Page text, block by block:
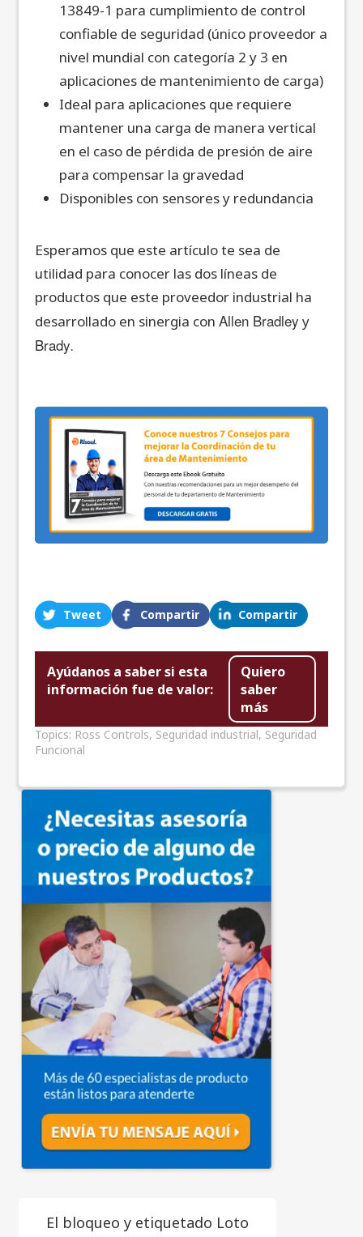
13849-1 para cumplimiento de control
confiable de seguridad (único proveedor a
nivel mundial con categoría 2 y 3 en
aplicaciones de mantenimiento de carga)
Ideal para aplicaciones que requiere
mantener una carga de manera vertical
en el caso de pérdida de presión de aire
para compensar la gravedad
Disponibles con sensores y redundancia
Esperamos que este artículo te sea de
utilidad para conocer las dos líneas de
productos que este proveedor industrial ha
desarrollado en sinergia conAllen Bradley y
Brady.
Tweet Compartir Compartir
Ayúdanos a saber si esta
información fue de valor:
Quiero
saber
más
Topics: Ross Controls, Seguridad industrial, Seguridad
Funcional
El bloqueo y etiquetado Loto